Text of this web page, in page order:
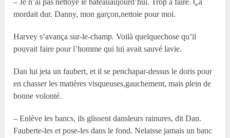
– Je n’ai pas nettoyé le bateauaujourd’hui. Trop à faire. Ça
mordait dur. Danny, mon garçon,nettoie pour moi.
Harvey s’avança sur-le-champ. Voilà quelquechose qu’il
pouvait faire pour l’homme qui lui avait sauvé lavie.
Dan lui jeta un faubert, et il se penchapar-dessus le doris pour
en chasser les matières visqueuses,gauchement, mais plein de
bonne volonté.
– Enlève les bancs, ils glissent dansleurs rainures, dit Dan.
Fauberte-les et pose-les dans le fond. Nelaisse jamais un banc